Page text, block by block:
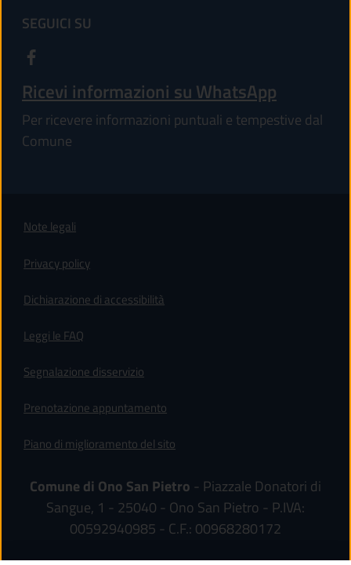
SEGUICI SU
Ricevi informazioni su WhatsApp
Per ricevere informazioni puntuali e tempestive dal
Comune
Note legali
Privacy policy
Dichiarazione di accessibilità
Leggi le FAQ
Segnalazione disservizio
Prenotazione appuntamento
Piano di miglioramento del sito
Comune di Ono San Pietro - Piazzale Donatori di
Sangue, 1 - 25040 - Ono San Pietro - P.IVA:
00592940985 - C.F.: 00968280172